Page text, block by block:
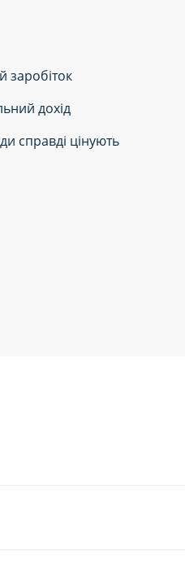
заробіток
дохід
справді цінують